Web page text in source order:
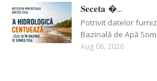
𝐒𝐞𝐜𝐞𝐭𝐚 �...
Potrivit datelor
Bazinală de Apă
Aug 06, 2026